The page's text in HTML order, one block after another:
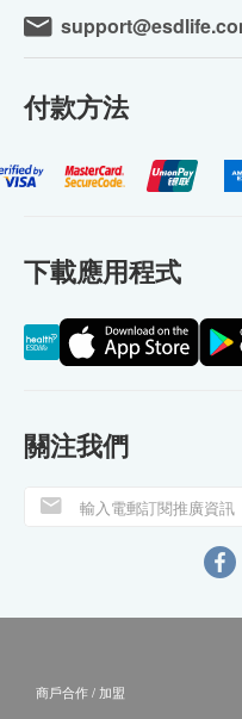
付款方法
下載應用程式
關注我們
商戶合作 / 加盟